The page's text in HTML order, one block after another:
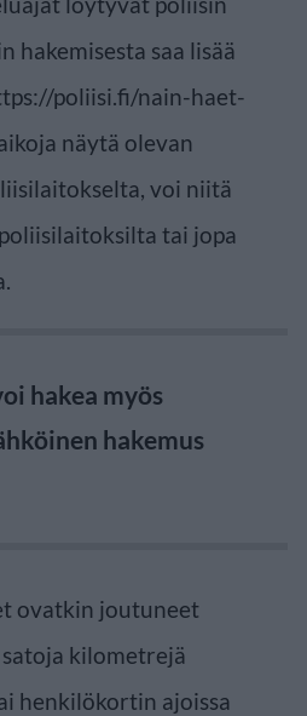
hakemisesta saa lisää
poliisi.fi/nain-haet-
näytä olevan
voi niitä
tai jopa
hakea myös
hakemus
ovatkin joutuneet
kilometrejä
henkilökortin ajoissa